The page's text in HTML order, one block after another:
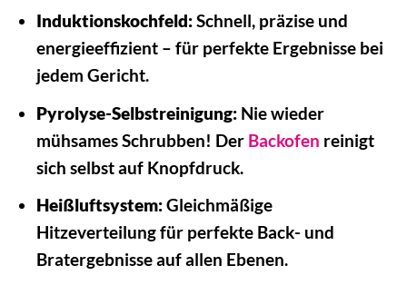
Induktionskochfeld:Schnell, präzise und
energieeffizient – für perfekte Ergebnisse bei
jedem Gericht.
Pyrolyse-Selbstreinigung:Nie wieder
mühsames Schrubben! Der Backofen reinigt
sich selbst auf Knopfdruck.
Heißluftsystem:Gleichmäßige
Hitzeverteilung für perfekte Back- und
Bratergebnisse auf allen Ebenen.